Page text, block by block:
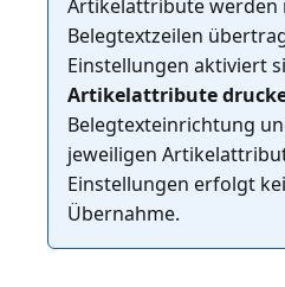
Artikelattribute werden
Belegtextzeilen
Einstellungen aktiviert
Artikelattribute
Belegtexteinrichtung
jeweiligen
Einstellungen erfolgt
Übernahme.